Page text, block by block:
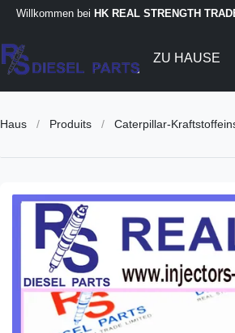
Willkommen bei HK REAL STRENGTH
ZU HAUSE
Haus / Produits / Caterpillar-